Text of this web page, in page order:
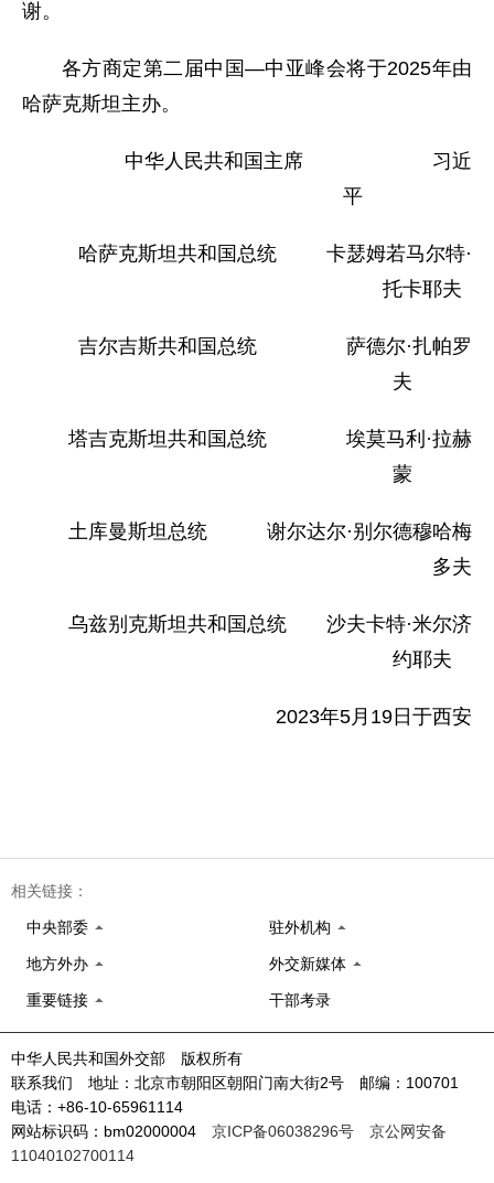
谢。
各方商定第二届中国—中亚峰会将于2025年由
哈萨克斯坦主办。
中华人民共和国主席 习近
平
哈萨克斯坦共和国总统 卡瑟姆若马尔特·
托卡耶夫
吉尔吉斯共和国总统 萨德尔·扎帕罗
夫
塔吉克斯坦共和国总统 埃莫马利·拉赫
蒙
土库曼斯坦总统 谢尔达尔·别尔德穆哈梅
多夫
乌兹别克斯坦共和国总统 沙夫卡特·米尔济
约耶夫
2023年5月19日于西安
相关链接：
中央部委 驻外机构
地方外办 外交新媒体
重要链接 干部考录
中华人民共和国外交部 版权所有
联系我们 地址：北京市朝阳区朝阳门南大街2号 邮编：100701
电话：+86-10-65961114
网站标识码：bm02000004 京ICP备06038296号
京公网安备
11040102700114